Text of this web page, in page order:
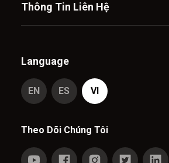
Thông Tin Liên Hệ
Language
EN ES VI
Theo Dõi Chúng Tôi